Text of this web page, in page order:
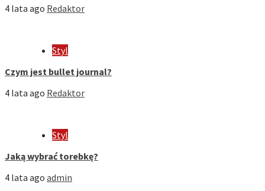
4 lata ago Redaktor
Styl
Czym jest bullet journal?
4 lata ago Redaktor
Styl
Jaką wybrać torebkę?
4 lata ago admin